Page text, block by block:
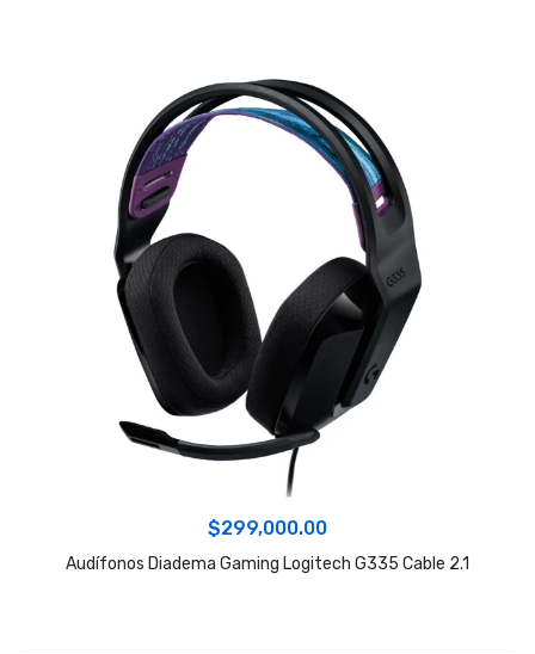
$299,000.00
Audífonos Diadema Gaming Logitech G335 Cable 2.1